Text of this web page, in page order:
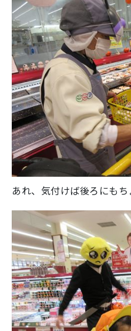
あれ、気付けば後ろにも